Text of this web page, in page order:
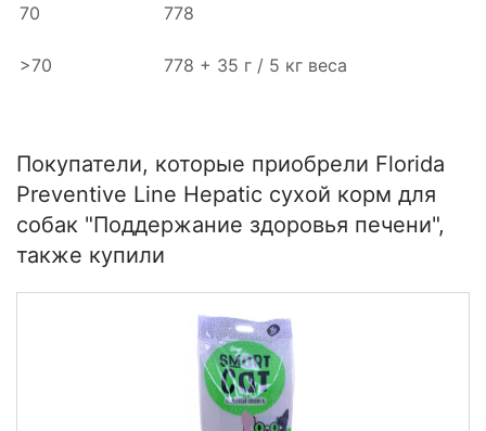
70 778
>70 778 + 35 г / 5 кг веса
Покупатели, которые приобрели Florida
Preventive Line Hepatic сухой корм для
собак "Поддержание здоровья печени",
также купили